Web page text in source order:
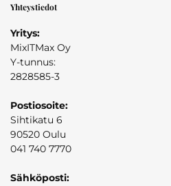
Yhteystiedot
Yritys:
MixITMax Oy
Y-tunnus:
2828585-3
Postiosoite:
Sihtikatu 6
90520 Oulu
041 740 7770
Sähköposti: